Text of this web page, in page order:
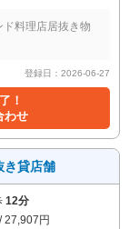
料理店居抜き物
登録日：2026-06-27
！
わせ
き貸店舗
12分
/ 27,907円